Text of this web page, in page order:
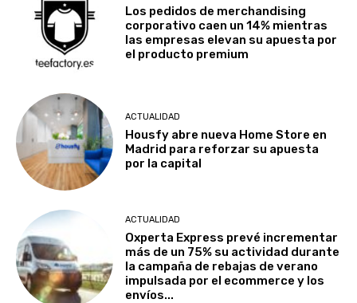
Los pedidos de merchandising
corporativo caen un 14% mientras
las empresas elevan su apuesta por
el producto premium
ACTUALIDAD
Housfy abre nueva Home Store en
Madrid para reforzar su apuesta
por la capital
ACTUALIDAD
Oxperta Express prevé incrementar
más de un 75% su actividad durante
la campaña de rebajas de verano
impulsada por el ecommerce y los
envíos...